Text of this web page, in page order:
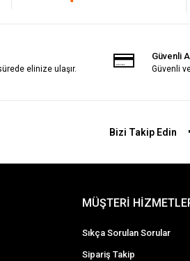
elinize ulaşır.
Güvenli
Güvenli
Bizi Takip Edin
MÜŞTERİ
Sıkça Sorulan Sorular
Sipariş Takip